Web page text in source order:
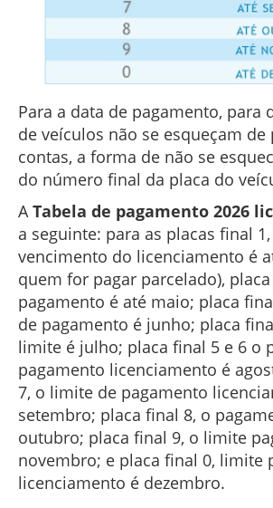
Para a data de pagamento, para
de veículos não se esqueçam de
contas, a forma de não se
do número final da placa do
ATabela de pagamento 2026
a seguinte: para as placas final
vencimento do licenciamento é
quem for pagar parcelado),
pagamento é até maio; placa
de pagamento é junho; placa
limite é julho; placa final 5 e 6 o
pagamento licenciamento é
7, o limite de pagamento
setembro; placa final 8, o
outubro; placa final 9, o limite
novembro; e placa final 0, limite
licenciamento é dezembro.